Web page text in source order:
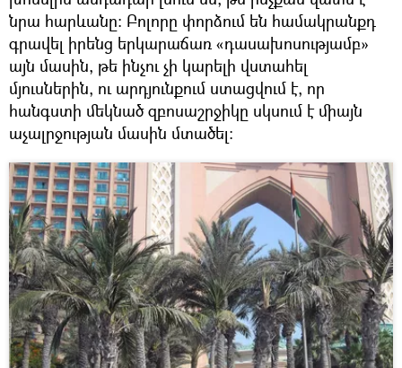
նրա հարևանը։ Բոլորը փորձում են համակրանքդ
գրավել իրենց երկարաճառ «դասախոսությամբ»
այն մասին, թե ինչու չի կարելի վստահել
մյուսներին, ու արդյունքում ստացվում է, որ
հանգստի մեկնած զբոսաշրջիկը սկսում է միայն
աչալրջության մասին մտածել: